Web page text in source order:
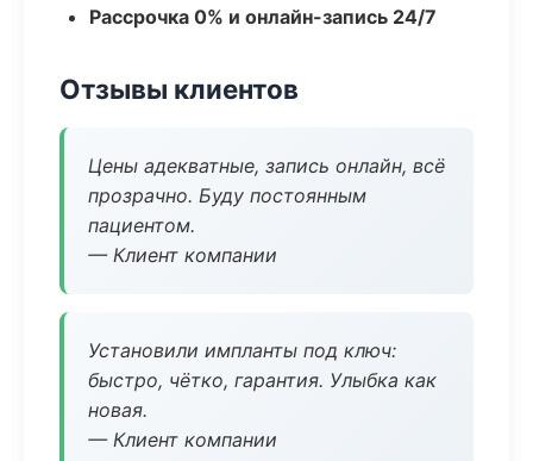
Рассрочка 0% и онлайн-запись 24/7
Отзывы клиентов
Цены адекватные, запись онлайн, всё
прозрачно. Буду постоянным
пациентом.
— Клиент компании
Установили импланты под ключ:
быстро, чётко, гарантия. Улыбка как
новая.
— Клиент компании